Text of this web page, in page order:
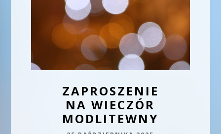
ZAPROSZENIE
NA WIECZÓR
MODLITEWNY